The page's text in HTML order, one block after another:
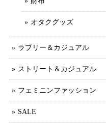
オタクグッズ
ラブリー＆カジュアル
ストリート＆カジュアル
フェミニンファッション
SALE